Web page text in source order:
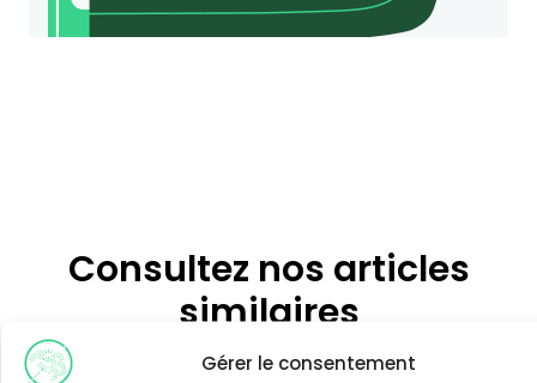
Gérer le consentement
Consultez nos articles
similaires